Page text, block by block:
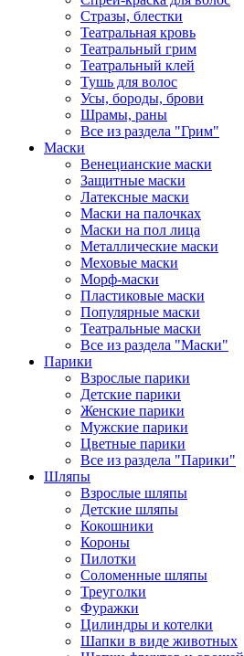
Стразы, блестки
Театральная кровь
Театральный грим
Театральный клей
Тушь для волос
Усы, бороды, брови
Шрамы, раны
Все из раздела "Грим"
Маски
Венецианские маски
Защитные маски
Латексные маски
Маски на палочках
Маски на пол лица
Металлические маски
Меховые маски
Морф-маски
Пластиковые маски
Популярные маски
Театральные маски
Все из раздела "Маски"
Парики
Взрослые парики
Детские парики
Женские парики
Мужские парики
Цветные парики
Все из раздела "Парики"
Шляпы
Взрослые шляпы
Детские шляпы
Кокошники
Короны
Пилотки
Соломенные шляпы
Треуголки
Фуражки
Цилиндры и котелки
Шапки в виде животных